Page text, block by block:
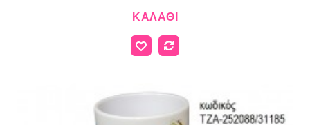
ΚΑΛΆΘΙ